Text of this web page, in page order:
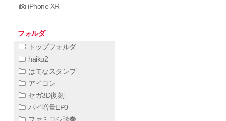
iPhone XR
フォルダ
トップフォルダ
haiku2
はてなスタンプ
アイコン
セガ3D復刻
パイ増量EP0
ファミコシ珍拳